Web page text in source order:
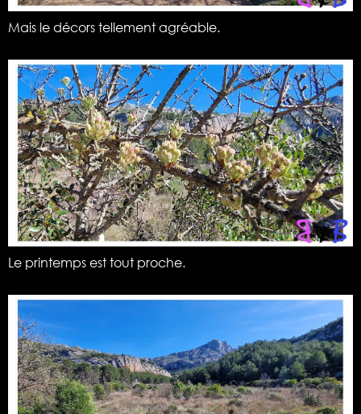
Mais le décors tellement agréable.
Le printemps est tout proche.